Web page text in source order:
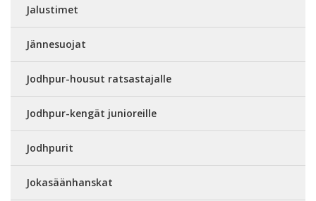
Jalustimet
Jännesuojat
Jodhpur-housut ratsastajalle
Jodhpur-kengät junioreille
Jodhpurit
Jokasäänhanskat